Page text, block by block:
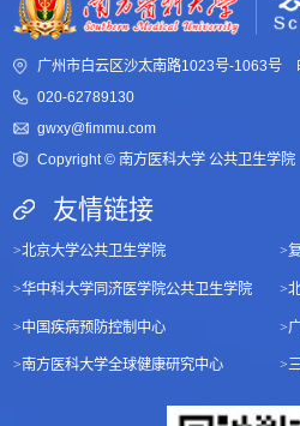
广州市白云区沙太南路1023号-1063号
020-62789130
gwxy@fimmu.com
Copyright © 南方医科大学 公共卫生学院
友情链接
>北京大学公共卫生学院 >
>华中科大学同济医学院公共卫生学院 >
>中国疾病预防控制中心 >
>南方医科大学全球健康研究中心 >